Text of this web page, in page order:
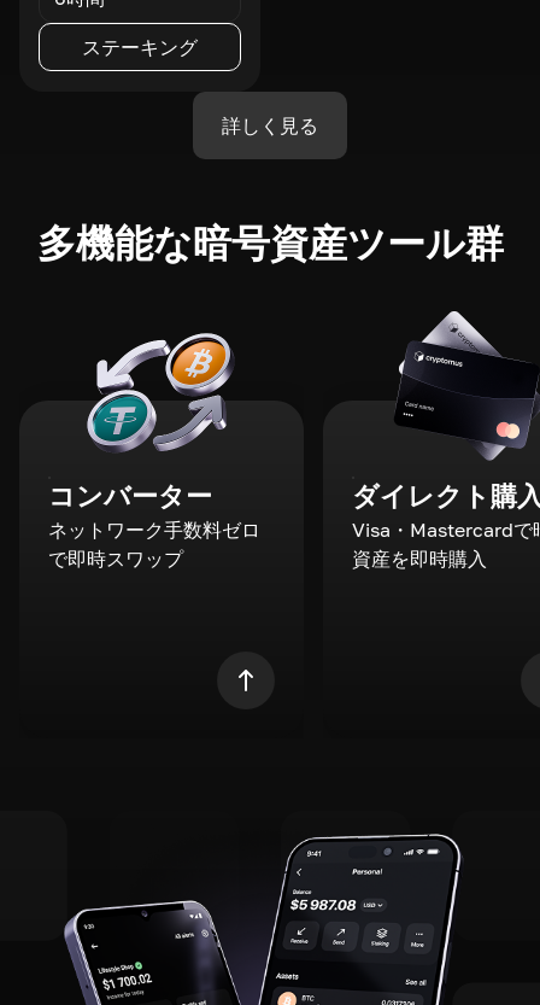
ステーキング
詳しく見る
多機能な暗号資産ツール群
コンバーター
ネットワーク手数料ゼロ
で即時スワップ
ダイレクト購
Visa・Mastercardで
資産を即時購入